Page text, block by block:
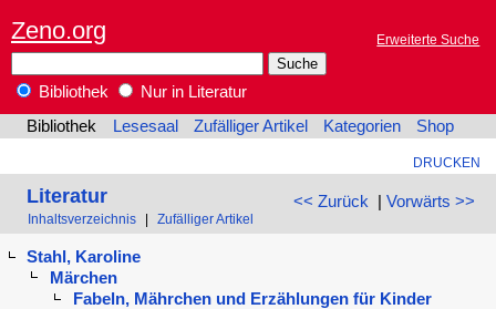
Zeno.org Erweiterte Suche
Bibliothek
Nur in Literatur
Bibliothek
Lesesaal Zufälliger Artikel Kategorien Shop
DRUCKEN
<< Zurück | Vorwärts >>
Literatur
Inhaltsverzeichnis Zufälliger Artikel
Stahl, Karoline
Märchen
Fabeln, Mährchen und Erzählungen für Kinder